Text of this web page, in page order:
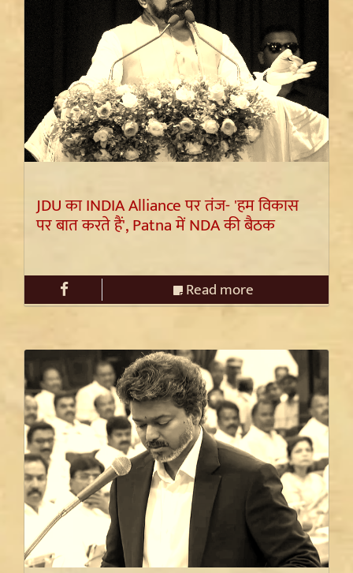
JDU का INDIA Alliance पर तंज- 'हम विकास
पर बात करते हैं', Patna में NDA की बैठक
Read more